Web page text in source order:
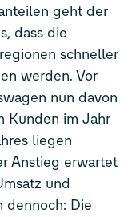
geht der
dass die
schneller
werden. Vor
nun davon
Kunden im Jahr
liegen
Anstieg erwartet
und
dennoch: Die